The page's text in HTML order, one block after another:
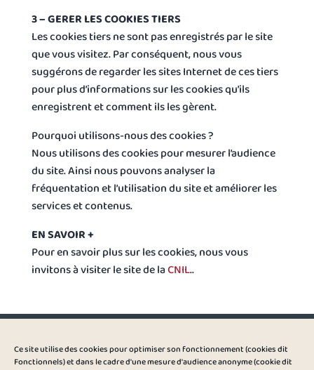
Ce site utilise des cookies pour optimiser son fonctionnement (cookies dit
Fonctionnels) et dans le cadre d'une mesure d'audience anonyme (cookie dit
3 – GERER LES COOKIES TIERS
Les cookies tiers ne sont pas enregistrés par le site
que vous visitez. Par conséquent, nous vous
suggérons de regarder les sites Internet de ces tiers
pour plus d’informations sur les cookies qu’ils
enregistrent et comment ils les gèrent.
Pourquoi utilisons-nous des cookies ?
Nous utilisons des cookies pour mesurer l’audience
du site. Ainsi nous pouvons analyser la
fréquentation et l’utilisation du site et améliorer les
services et contenus.
EN SAVOIR +
Pour en savoir plus sur les cookies, nous vous
invitons à visiter le site de laCNIL..
Auberge du Bar à Thym
1626 route de Frangy 74270 MINZIER